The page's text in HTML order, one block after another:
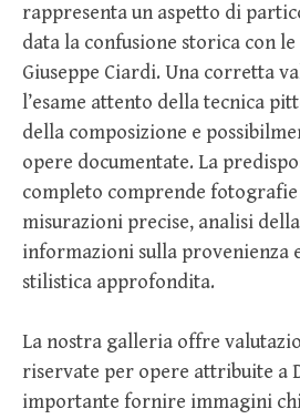
rappresenta un aspetto di
data la confusione storica con
Giuseppe Ciardi. Una corretta
l’esame attento della tecnica
della composizione e
opere documentate. La
completo comprende
misurazioni precise, analisi
informazioni sulla provenienza
stilistica approfondita.
La nostra galleria offre
riservate per opere attribuite a
importante fornire immagini